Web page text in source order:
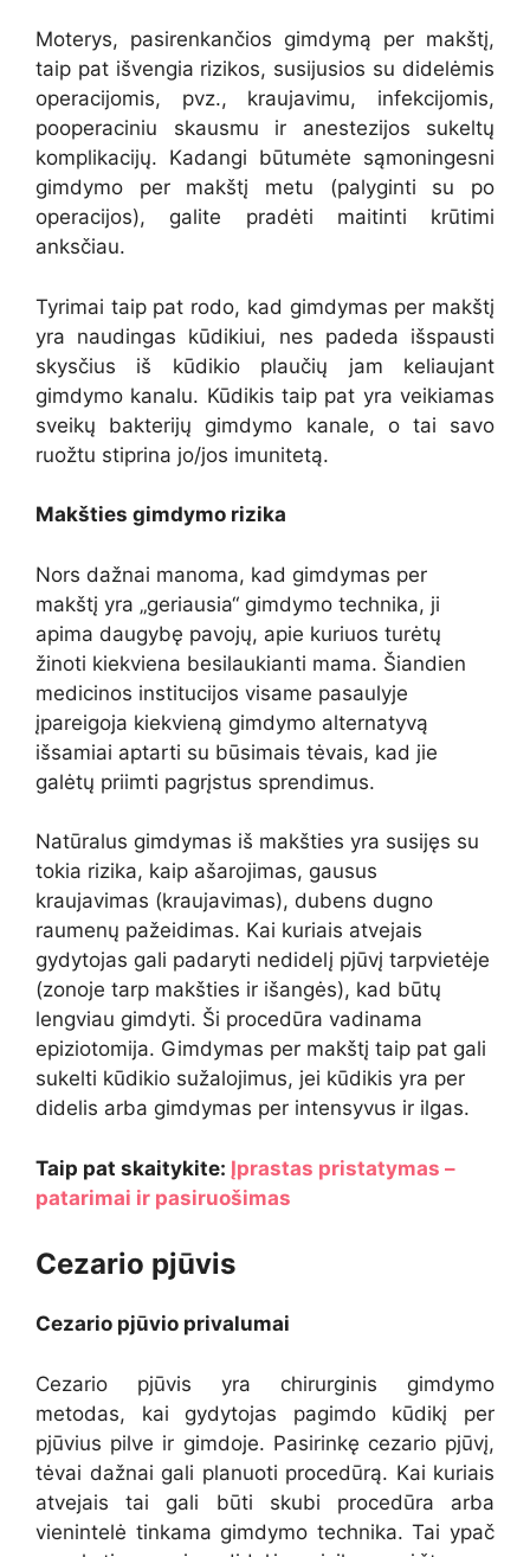
Moterys, pasirenkančios gimdymą per makštį,
taip pat išvengia rizikos, susijusios su didelėmis
operacijomis, pvz., kraujavimu, infekcijomis,
pooperaciniu skausmu ir anestezijos sukeltų
komplikacijų. Kadangi būtumėte sąmoningesni
gimdymo per makštį metu (palyginti su po
operacijos), galite pradėti maitinti krūtimi
anksčiau.
Tyrimai taip pat rodo, kad gimdymas per makštį
yra naudingas kūdikiui, nes padeda išspausti
skysčius iš kūdikio plaučių jam keliaujant
gimdymo kanalu. Kūdikis taip pat yra veikiamas
sveikų bakterijų gimdymo kanale, o tai savo
ruožtu stiprina jo/jos imunitetą.
Makšties gimdymo rizika
Nors dažnai manoma, kad gimdymas per
makštį yra „geriausia“ gimdymo technika, ji
apima daugybę pavojų, apie kuriuos turėtų
žinoti kiekviena besilaukianti mama. Šiandien
medicinos institucijos visame pasaulyje
įpareigoja kiekvieną gimdymo alternatyvą
išsamiai aptarti su būsimais tėvais, kad jie
galėtų priimti pagrįstus sprendimus.
Natūralus gimdymas iš makšties yra susijęs su
tokia rizika, kaip ašarojimas, gausus
kraujavimas (kraujavimas), dubens dugno
raumenų pažeidimas. Kai kuriais atvejais
gydytojas gali padaryti nedidelį pjūvį tarpvietėje
(zonoje tarp makšties ir išangės), kad būtų
lengviau gimdyti. Ši procedūra vadinama
epiziotomija. Gimdymas per makštį taip pat gali
sukelti kūdikio sužalojimus, jei kūdikis yra per
didelis arba gimdymas per intensyvus ir ilgas.
Taip pat skaitykite: Įprastas pristatymas –
patarimai ir pasiruošimas
Cezario pjūvis
Cezario pjūvio privalumai
Cezario pjūvis yra chirurginis gimdymo
metodas, kai gydytojas pagimdo kūdikį per
pjūvius pilve ir gimdoje. Pasirinkę cezario pjūvį,
tėvai dažnai gali planuoti procedūrą. Kai kuriais
atvejais tai gali būti skubi procedūra arba
vienintelė tinkama gimdymo technika. Tai ypač